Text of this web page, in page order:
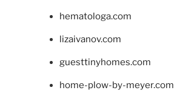
hematologa.com
lizaivanov.com
guesttinyhomes.com
home-plow-by-meyer.com